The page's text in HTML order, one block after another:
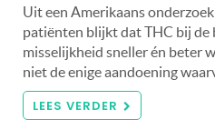
Uit een Amerikaans
patiënten blijkt dat THC bij de
misselijkheid sneller én beter
niet de enige aandoening
LEES VERDER